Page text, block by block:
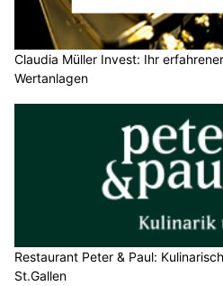
Claudia Müller Invest: Ihr
Wertanlagen
Restaurant Peter & Paul:
St.Gallen